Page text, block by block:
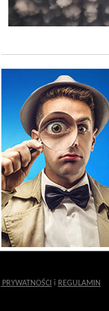
PRYWATNOŚCI i REGULAMIN